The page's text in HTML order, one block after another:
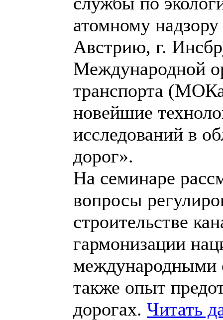
атомному
Австрию, г.
Международной
транспорта
новейшие
исследований в
дорог».
На семинаре
вопросы
строительстве
гармонизации
международными
также опыт
дорогах. Читать